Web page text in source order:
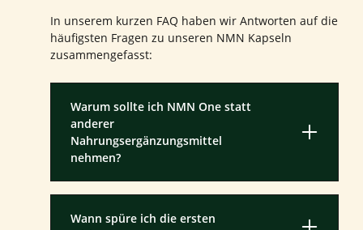
In unserem kurzen FAQ haben wir Antworten auf die
häufigsten Fragen zu unseren NMN Kapseln
zusammengefasst:
Warum sollte ich NMN One statt
anderer
Nahrungsergänzungsmittel
nehmen?
Wann spüre ich die ersten